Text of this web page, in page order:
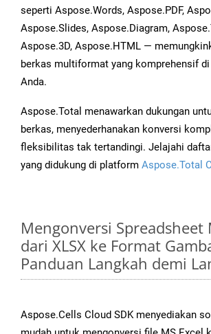
seperti Aspose.Words, Aspose.PDF,
Aspose.Slides, Aspose.Diagram,
Aspose.3D, Aspose.HTML —
berkas multiformat yang komprehensif
Anda.
Aspose.Total menawarkan dukungan
berkas, menyederhanakan konversi
fleksibilitas tak tertandingi. Jelajahi
yang didukung di platform Aspose.Total
Mengonversi Spreadsheet
dari XLSX ke Format
Panduan Langkah demi
Aspose.Cells Cloud SDK menyediakan